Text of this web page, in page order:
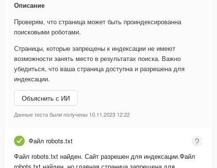
Описание
Проверям, что страница может быть проиндексированна
поисковыми роботами.
Страницы, которые запрещены к индексации не имеют
возможности занять место в результатах поиска. Важно
убедиться, что ваша страница доступна и разрешена для
индексации.
Объяснить с ИИ
Данные теста были получены 10.11.2023 12:22
Файл robots.txt
Файл robots.txt найден. Сайт разрешен для индексации.Файл